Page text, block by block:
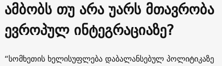
ამბობს თუ არა უარს მთავრობა
ევროპულ ინტეგრაციაზე?
“სომხეთის ხელისუფლება დაბალანსებულ პოლიტიკაზე